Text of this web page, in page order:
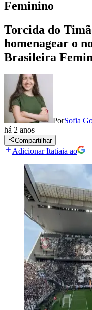
Feminino
Torcida do
homenagear o
Brasileira
PorSofia
há 2 anos
Compartilhar
Adicionar Itatiaia ao